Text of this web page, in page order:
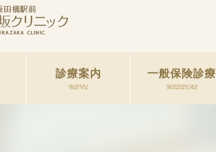
診療案内 一般保険診療